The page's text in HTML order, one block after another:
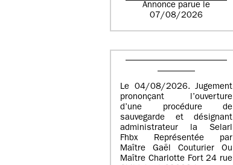
Annonce parue le
07/08/2026
Le 04/08/2026. Jugement
prononçant l’ouverture
d’une procédure de
sauvegarde et désignant
administrateur la Selarl
Fhbx Représentée par
Maître Gaël Couturier Ou
Maître Charlotte Fort 24 rue